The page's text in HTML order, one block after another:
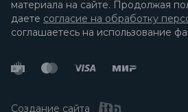
материала на сайте. Продолжая
даете согласие на обработку
соглашаетесь на использование
Создание сайта